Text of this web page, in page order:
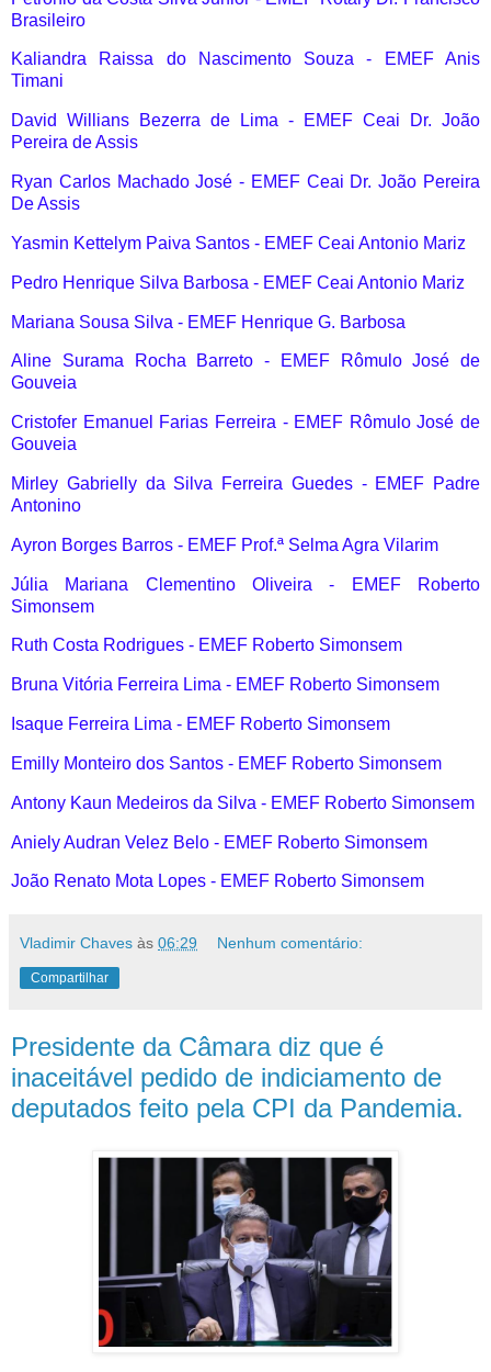
Brasileiro
Kaliandra Raissa do Nascimento Souza - EMEF Anis
Timani
David Willians Bezerra de Lima - EMEF Ceai Dr. João
Pereira de Assis
Ryan Carlos Machado José - EMEF Ceai Dr. João Pereira
De Assis
Yasmin Kettelym Paiva Santos - EMEF Ceai Antonio Mariz
Pedro Henrique Silva Barbosa - EMEF Ceai Antonio Mariz
Mariana Sousa Silva - EMEF Henrique G. Barbosa
Aline Surama Rocha Barreto - EMEF Rômulo José de
Gouveia
Cristofer Emanuel Farias Ferreira - EMEF Rômulo José de
Gouveia
Mirley Gabrielly da Silva Ferreira Guedes - EMEF Padre
Antonino
Ayron Borges Barros - EMEF Prof.ª Selma Agra Vilarim
Júlia Mariana Clementino Oliveira - EMEF Roberto
Simonsem
Ruth Costa Rodrigues - EMEF Roberto Simonsem
Bruna Vitória Ferreira Lima - EMEF Roberto Simonsem
Isaque Ferreira Lima - EMEF Roberto Simonsem
Emilly Monteiro dos Santos - EMEF Roberto Simonsem
Antony Kaun Medeiros da Silva - EMEF Roberto Simonsem
Aniely Audran Velez Belo - EMEF Roberto Simonsem
João Renato Mota Lopes - EMEF Roberto Simonsem
Vladimir Chaves às 06:29 Nenhum comentário:
Compartilhar
Presidente da Câmara diz que é
inaceitável pedido de indiciamento de
deputados feito pela CPI da Pandemia.